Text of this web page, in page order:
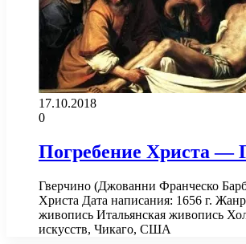
17.10.2018
0
Погребение Христа —
Гверчино (Джованни Франческо
Христа Дата написания: 1656 г.
живопись Итальянская живопись
искусств, Чикаго, США